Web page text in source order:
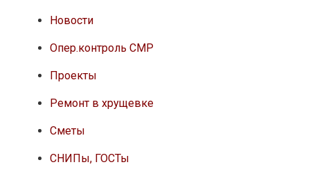
Новости
Опер.контроль СМР
Проекты
Ремонт в хрущевке
Сметы
СНИПы, ГОСТы